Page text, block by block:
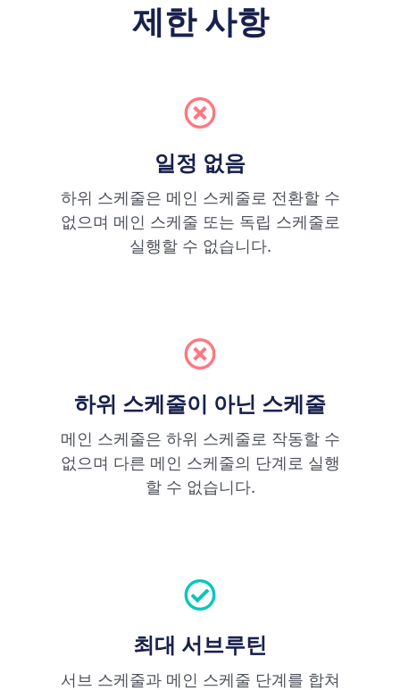
제한 사항
일정 없음
하위 스케줄은 메인 스케줄로 전환할 수
없으며 메인 스케줄 또는 독립 스케줄로
실행할 수 없습니다.
하위 스케줄이 아닌 스케줄
메인 스케줄은 하위 스케줄로 작동할 수
없으며 다른 메인 스케줄의 단계로 실행
할 수 없습니다.
최대 서브루틴
서브 스케줄과 메인 스케줄 단계를 합쳐